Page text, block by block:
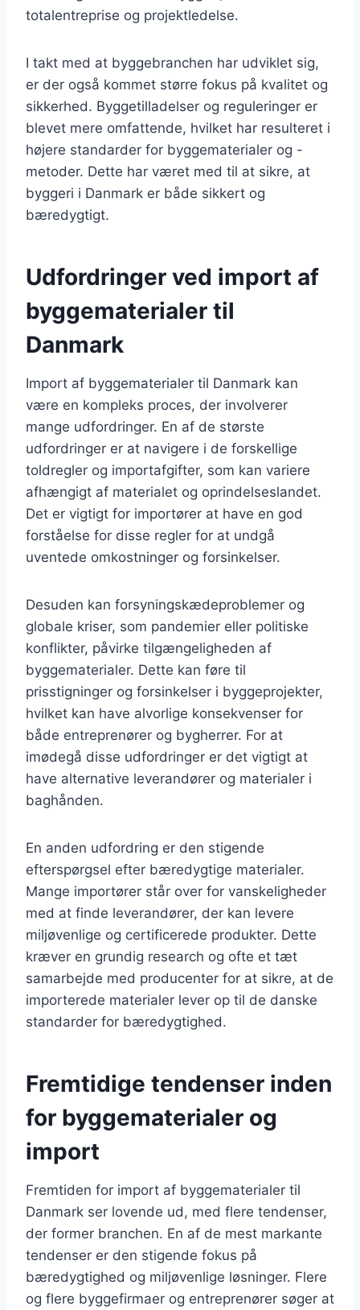
totalentreprise og projektledelse.
I takt med at byggebranchen har udviklet sig,
er der også kommet større fokus på kvalitet og
sikkerhed. Byggetilladelser og reguleringer er
blevet mere omfattende, hvilket har resulteret i
højere standarder for byggematerialer og -
metoder. Dette har været med til at sikre, at
byggeri i Danmark er både sikkert og
bæredygtigt.
Udfordringer ved import af
byggematerialer til
Danmark
Import af byggematerialer til Danmark kan
være en kompleks proces, der involverer
mange udfordringer. En af de største
udfordringer er at navigere i de forskellige
toldregler og importafgifter, som kan variere
afhængigt af materialet og oprindelseslandet.
Det er vigtigt for importører at have en god
forståelse for disse regler for at undgå
uventede omkostninger og forsinkelser.
Desuden kan forsyningskædeproblemer og
globale kriser, som pandemier eller politiske
konflikter, påvirke tilgængeligheden af
byggematerialer. Dette kan føre til
prisstigninger og forsinkelser i byggeprojekter,
hvilket kan have alvorlige konsekvenser for
både entreprenører og bygherrer. For at
imødegå disse udfordringer er det vigtigt at
have alternative leverandører og materialer i
baghånden.
En anden udfordring er den stigende
efterspørgsel efter bæredygtige materialer.
Mange importører står over for vanskeligheder
med at finde leverandører, der kan levere
miljøvenlige og certificerede produkter. Dette
kræver en grundig research og ofte et tæt
samarbejde med producenter for at sikre, at de
importerede materialer lever op til de danske
standarder for bæredygtighed.
Fremtidige tendenser inden
for byggematerialer og
import
Fremtiden for import af byggematerialer til
Danmark ser lovende ud, med flere tendenser,
der former branchen. En af de mest markante
tendenser er den stigende fokus på
bæredygtighed og miljøvenlige løsninger. Flere
og flere byggefirmaer og entreprenører søger at